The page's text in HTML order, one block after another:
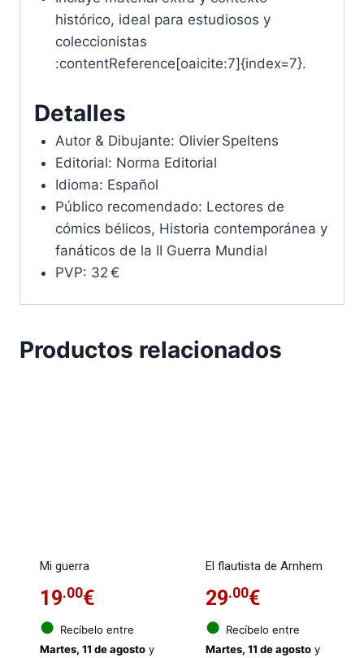
histórico, ideal para estudiosos y
coleccionistas
:contentReference[oaicite:7]{index=7}.
Detalles
Autor & Dibujante: Olivier Speltens
Editorial: Norma Editorial
Idioma: Español
Público recomendado: Lectores de
cómics bélicos, Historia contemporánea y
fanáticos de la II Guerra Mundial
PVP: 32 €
Productos relacionados
Mi guerra
19.00€
● Recíbelo entre
Martes, 11 de agostoy
El flautista de Arnhem
29.00€
● Recíbelo entre
Martes, 11 de agostoy